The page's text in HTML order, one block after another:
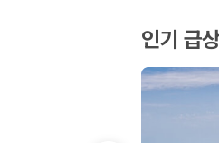
커플·친구 여행에서 많이 선택
가족 여행, 짐이 많은 여행, 장거
단체 여행이나 4인 이상 가족
인기 급